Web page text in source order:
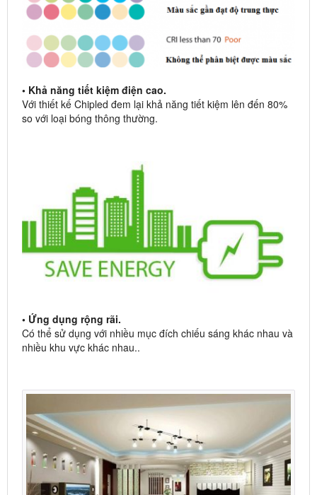
• Khả năng tiết kiệm điện cao.
Với thiết kế Chipled đem lại khả năng tiết kiệm lên đến 80%
so với loại bóng thông thường.
• Ứng dụng rộng rãi.
Có thể sử dụng với nhiều mục đích chiếu sáng khác nhau và
nhiều khu vực khác nhau..